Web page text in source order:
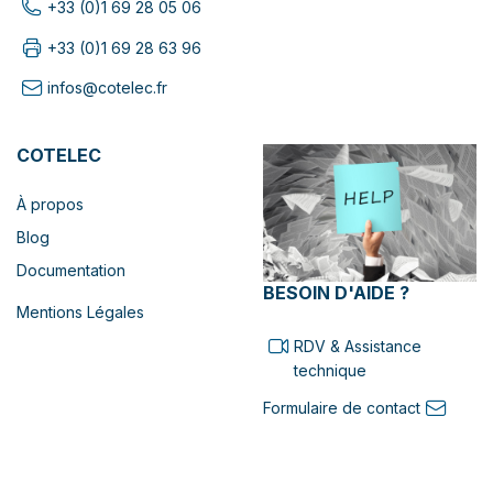
+33 (0)1 69 28 05 06
+33 (0)1 69 28 63 96
infos@cotelec.fr
COTELEC
À propos
Blog
Documentation
Mentions Légales
BESOIN D'AIDE ?
RDV & Assistance
technique
Formulaire de contact